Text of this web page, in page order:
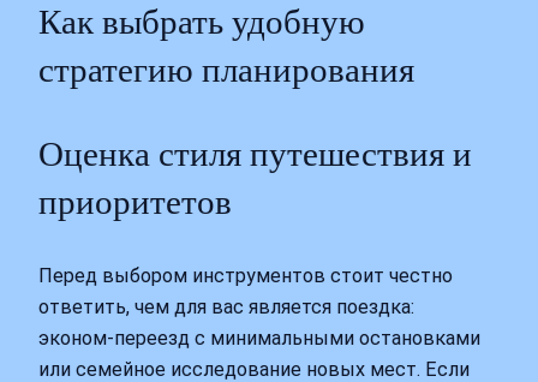
Как выбрать удобную
стратегию планирования
Оценка стиля путешествия и
приоритетов
Перед выбором инструментов стоит честно
ответить, чем для вас является поездка:
эконом‑переезд с минимальными остановками
или семейное исследование новых мест. Если